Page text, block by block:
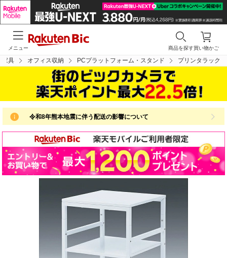
買い物かご
商品を探す
メニュー
家具 オフィス収納 PCプラットフォーム・スタンド プリンタラック
令和8年熊本地震に伴う配送の影響について